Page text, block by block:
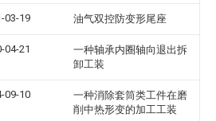
03-19 油气双控防变形尾座
04-21
一种轴承内圈轴向退出拆
卸工装
09-10
一种消除套筒类工件在磨
削中热形变的加工工装